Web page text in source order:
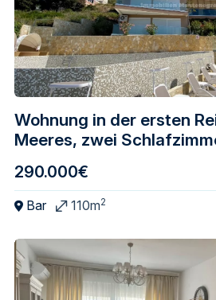
Wohnung in der ersten
Meeres, zwei
290.000€
Bar 110m2